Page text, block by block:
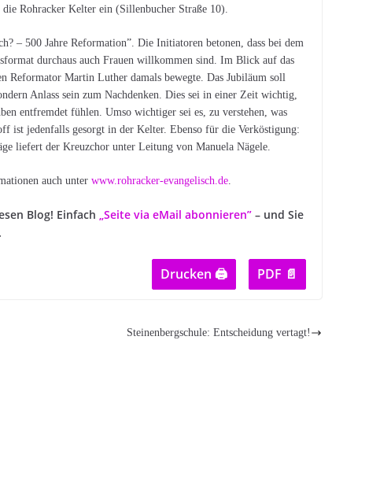
Rohracker Kelter ein (Sillenbucher Straße 10).
– 500 Jahre Reformation”. Die Initiatoren betonen, dass bei dem
durchaus auch Frauen willkommen sind. Im Blick auf das
Reformator Martin Luther damals bewegte. Das Jubiläum soll
Anlass sein zum Nachdenken. Dies sei in einer Zeit wichtig,
entfremdet fühlen. Umso wichtiger sei es, zu verstehen, was
ist jedenfalls gesorgt in der Kelter. Ebenso für die Verköstigung:
liefert der Kreuzchor unter Leitung von Manuela Nägele.
auch unterwww.rohracker-evangelisch.de.
Blog! Einfach„Seite via eMail abonnieren” – und Sie
Drucken 🖨 PDF 📄
Steinenbergschule: Entscheidung vertagt!